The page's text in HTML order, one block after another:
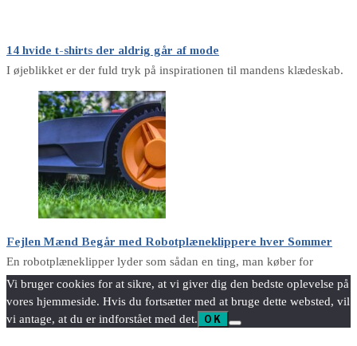
14 hvide t-shirts der aldrig går af mode
I øjeblikket er der fuld tryk på inspirationen til mandens klædeskab.
Fejlen Mænd Begår med Robotplæneklippere hver Sommer
En robotplæneklipper lyder som sådan en ting, man køber for
Vi bruger cookies for at sikre, at vi giver dig den bedste oplevelse på
vores hjemmeside. Hvis du fortsætter med at bruge dette websted, vil
vi antage, at du er indforstået med det.
OK